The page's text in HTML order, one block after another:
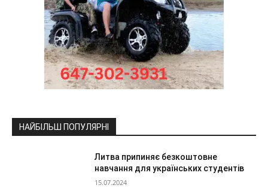
НАЙБІЛЬШ ПОПУЛЯРНІ
Литва припиняє безкоштовне
навчання для українських студентів
15.07.2024